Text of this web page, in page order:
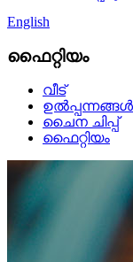
English
ഫൈറ്റിയം
വീട്
ഉൽപ്പന്നങ്ങൾ
ചൈന ചിപ്പ്
ഫൈറ്റിയം